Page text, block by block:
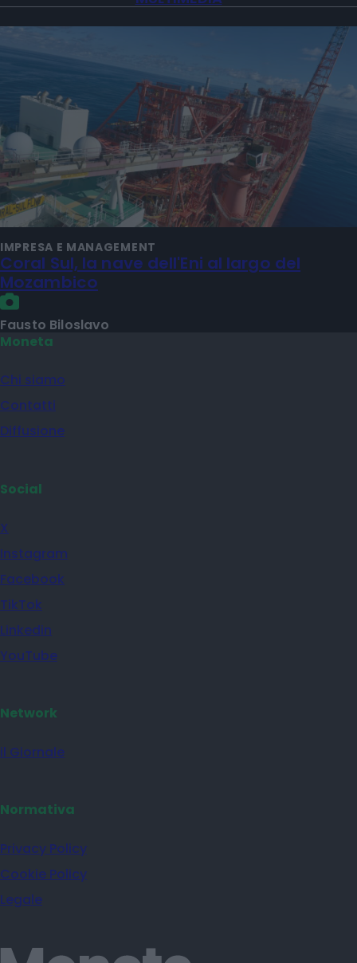
IMPRESA E MANAGEMENT
Coral Sul, la nave dell'Eni al largo del
Mozambico
Fausto Biloslavo
Moneta
Chi siamo
Contatti
Diffusione
Social
X
Instagram
Facebook
TikTok
Linkedin
YouTube
Network
il Giornale
Normativa
Privacy Policy
Cookie Policy
Legale